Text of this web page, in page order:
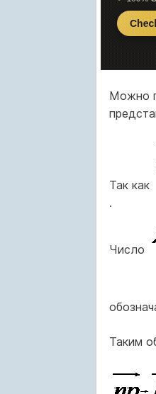
Можно
Так как
.
Число
Таким